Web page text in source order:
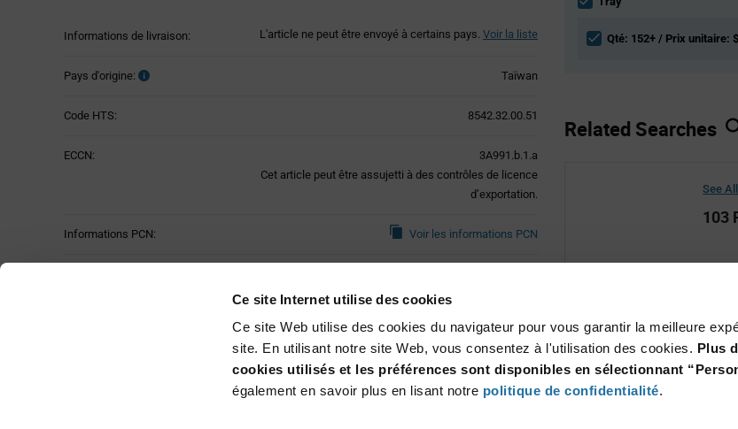
Ce site Internet utilise des cookies
Ce site Web utilise des cookies du navigateur pour vous garantir la meilleure
site. En utilisant notre site Web, vous consentez à l'utilisation des cookies. Plus
cookies utilisés et les préférences sont disponibles en sélectionnant
également en savoir plus en lisant notre politique de confidentialité.
Informations de livraison: L'article ne peut être envoyé à certains pays. Voir la liste
Pays d'origine: Taïwan
Code HTS: 8542.32.00.51
ECCN:
3A991.b.1.a
Cet article peut être assujetti à des contrôles de licence
d’exportation.
Informations PCN: Voir les informations PCN
Qté: 152+ / Prix unitaire:
Related Searches
See
103